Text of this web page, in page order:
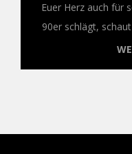
Euer Herz auch für
90er schlägt,